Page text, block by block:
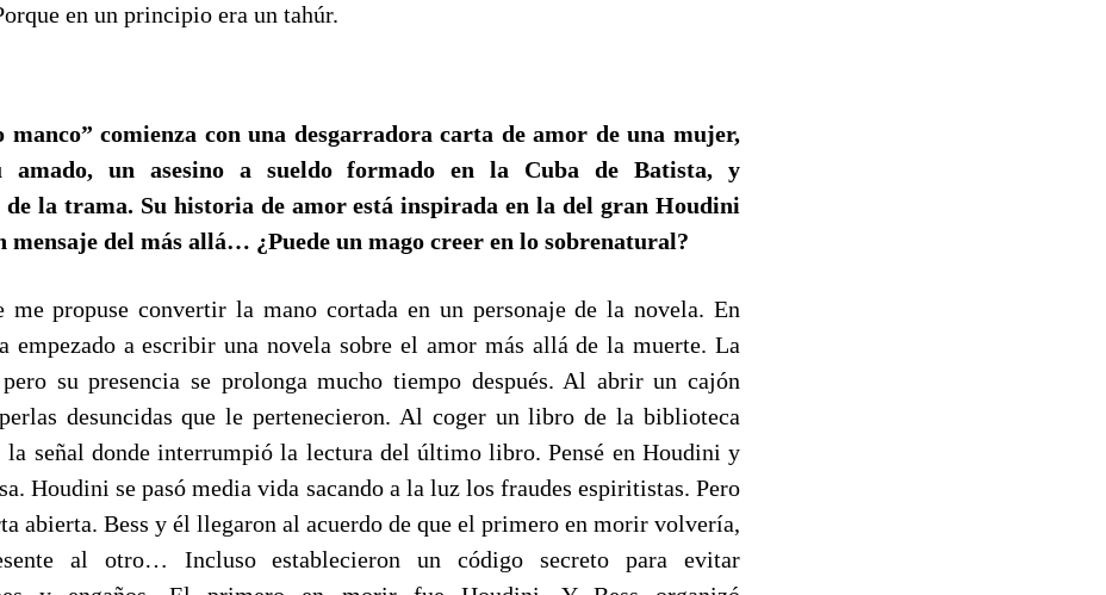
en un principio era un tahúr.
manco” comienza con una desgarradora carta de amor de una mujer,
amado, un asesino a sueldo formado en la Cuba de Batista, y
de la trama. Su historia de amor está inspirada en la del gran Houdini
mensaje del más allá… ¿Puede un mago creer en lo sobrenatural?
me propuse convertir la mano cortada en un personaje de la novela. En
empezado a escribir una novela sobre el amor más allá de la muerte. La
su presencia se prolonga mucho tiempo después. Al abrir un cajón
desuncidas que le pertenecieron. Al coger un libro de la biblioteca
la señal donde interrumpió la lectura del último libro. Pensé en Houdini y
Houdini se pasó media vida sacando a la luz los fraudes espiritistas. Pero
abierta. Bess y él llegaron al acuerdo de que el primero en morir volvería,
al otro… Incluso establecieron un código secreto para evitar